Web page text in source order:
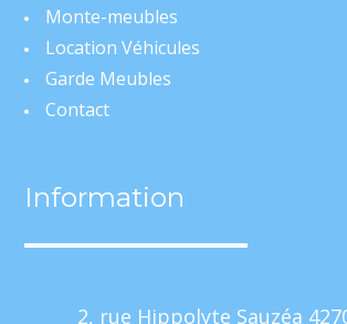
Monte-meubles
Location Véhicules
Garde Meubles
Contact
Information
2, rue Hippolyte Sauzéa